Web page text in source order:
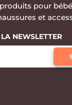
pour
et
NEWSLETTER